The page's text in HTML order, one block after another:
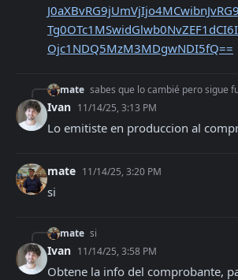
Ojc1NDQ5MzM3MDgwNDI5fQ==
mate sabes que lo cambié pero sigue funcionando igual, es
Ivan 11/14/25, 3:13 PM
Lo emitiste en produccion al
mate 11/14/25, 3:20 PM
si
mate si
Ivan 11/14/25, 3:58 PM
Obtene la info del comprobante,